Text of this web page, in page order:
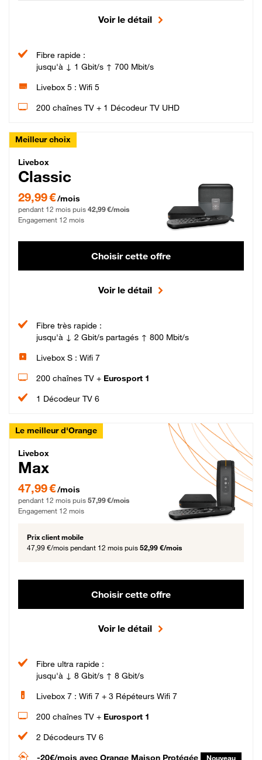
Voir le détail
Fibre rapide :
jusqu'à ↓ 1 Gbit/s ↑ 700 Mbit/s
Livebox 5 : Wifi 5
200 chaînes TV + 1 Décodeur TV UHD
Meilleur choix
Livebox Classic Fibre
Livebox
Classic
29,99 € par mois pendant 12 mois puis 42,99 € par mois, Engagement 12 mois
29,99 €/mois
pendant 12 mois puis 42,99 €/mois
Engagement 12 mois
Choisir cette offre
Voir le détail
Fibre très rapide :
jusqu'à ↓ 2 Gbit/s partagés ↑ 800 Mbit/s
Livebox S : Wifi 7
200 chaînes TV + Eurosport 1
1 Décodeur TV 6
Le meilleur d'Orange
Livebox Max Fibre
Livebox
Max
47,99 € par mois pendant 12 mois puis 57,99 € par mois, Engagement 12 mois
47,99 €/mois
pendant 12 mois puis 57,99 €/mois
Engagement 12 mois
Prix client mobile
47,99 €/mois pendant 12 mois puis 52,99 €/mois
Choisir cette offre
Voir le détail
Fibre ultra rapide :
jusqu'à ↓ 8 Gbit/s ↑ 8 Gbit/s
Livebox 7 : Wifi 7 + 3 Répéteurs Wifi 7
200 chaînes TV + Eurosport 1
2 Décodeurs TV 6
-20€/mois avec Orange Maison Protégée Nouveau